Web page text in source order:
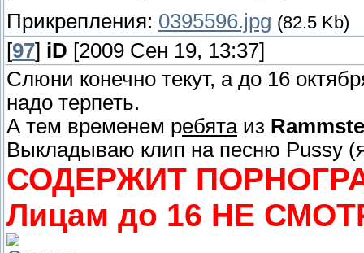
Прикрепления: 0395596.jpg (82.5 Kb)
[97] iD [2009 Сен 19, 13:37]
Слюни конечно текут, а до 16
надо терпеть.
А тем временем ребятаиз
Выкладываю клип на песню Pussy
СОДЕРЖИТ
Лицам до 16 НЕ